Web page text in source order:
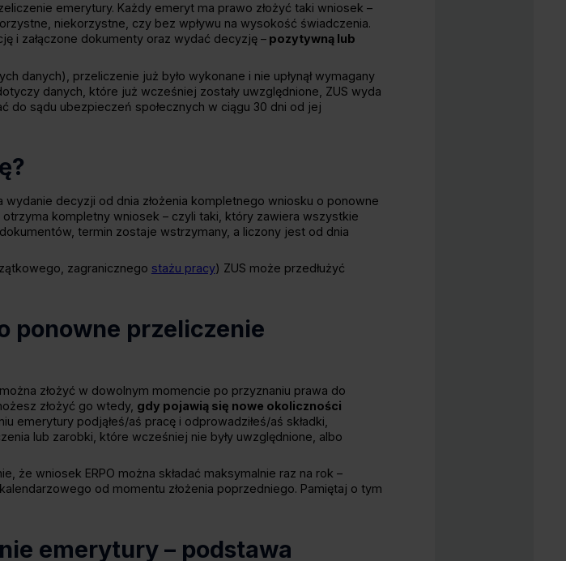
emerytury. Każdy emeryt ma prawo złożyć taki wniosek –
niekorzystne, czy bez wpływu na wysokość świadczenia.
i załączone dokumenty oraz wydać decyzję –pozytywną lub
danych), przeliczenie już było wykonane i nie upłynął wymagany
danych, które już wcześniej zostały uwzględnione, ZUS wyda
do sądu ubezpieczeń społecznych w ciągu 30 dni od jej
wydanie decyzji od dnia złożenia kompletnego wniosku o ponowne
kompletny wniosek – czyli taki, który zawiera wszystkie
termin zostaje wstrzymany, a liczony jest od dnia
zagranicznego stażu pracy) ZUS może przedłużyć
ponowne przeliczenie
złożyć w dowolnym momencie po przyznaniu prawa do
złożyć go wtedy, gdy pojawią się nowe okoliczności
emerytury podjąłeś/aś pracę i odprowadziłeś/aś składki,
lub zarobki, które wcześniej nie były uwzględnione, albo
że wniosek ERPO można składać maksymalnie raz na rok –
od momentu złożenia poprzedniego. Pamiętaj o tym
emerytury – podstawa